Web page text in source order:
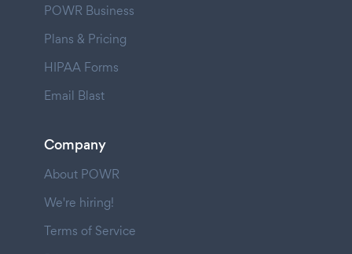
POWR Business
Plans & Pricing
HIPAA Forms
Email Blast
Company
About POWR
We're hiring!
Terms of Service